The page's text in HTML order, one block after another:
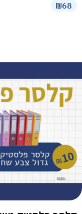
₪68